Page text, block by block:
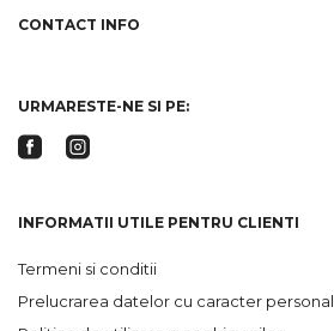
CONTACT INFO
URMARESTE-NE SI PE:
INFORMATII UTILE PENTRU CLIENTI
Termeni si conditii
Prelucrarea datelor cu caracter personal